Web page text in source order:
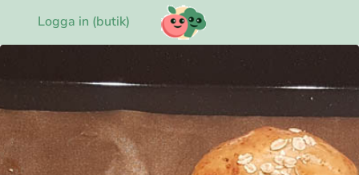
Logga in (butik)